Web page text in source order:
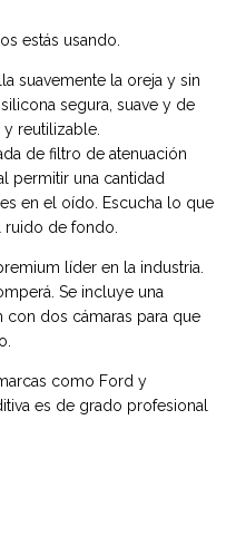
estás usando.
suavemente la oreja y sin
segura, suave y de
reutilizable.
de filtro de atenuación
permitir una cantidad
en el oído. Escucha lo que
ruido de fondo.
líder en la industria.
Se incluye una
con dos cámaras para que
como Ford y
es de grado profesional